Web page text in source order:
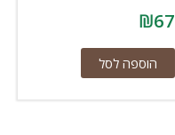
₪67
הוספה לסל